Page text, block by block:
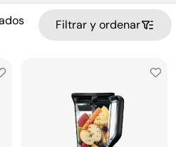
Filtrar y ordenar